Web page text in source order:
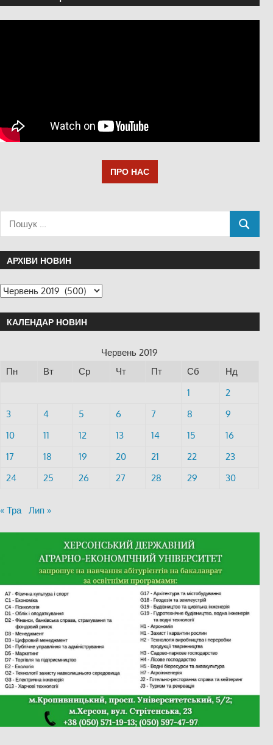
ПРО НАС
АРХІВИ НОВИН
КАЛЕНДАР НОВИН
Червень 2019
Пн
Вт Ср Чт Пт Сб
Нд
1
2
3
4 5 6 7 8
9
10
11 12 13 14 15
16
17
18 19 20 21 22
23
24
25 26 27 28 29 30
« Тра Лип »